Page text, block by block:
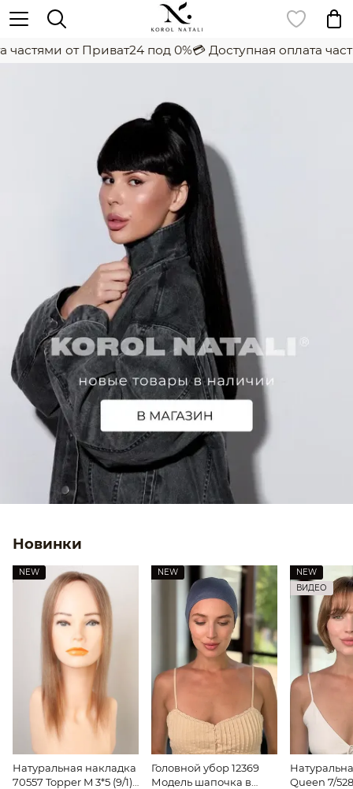
от Приват24 под 0%💳 Доступная оплата
Новинки
NEW
Натуральная накладка
70557 Topper M 3*5 (9/1)
NEW
Головной убор 12369
Модель шапочка в
NEW
ВИДЕО
Queen 7/